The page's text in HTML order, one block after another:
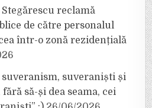
reclamă
de către personalul
într-o zonă rezidențială
suveraniști și
să-și dea seama, cei